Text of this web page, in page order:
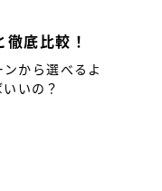
底比較！
から選べるよ
いの？